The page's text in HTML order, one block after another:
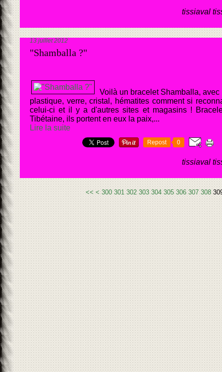
tissiaval
13 juillet 2012
"Shamballa ?"
Voilà un bracelet Shamballa,
plastique, verre, cristal, hématites comment si
celui-ci et il y a d'autres sites et magasins !
Tibétaine, ils portent en eux la paix,...
Lire la suite
Repost 0
tissiaval
<< < 300 301 302 303 304 305 306 307 308